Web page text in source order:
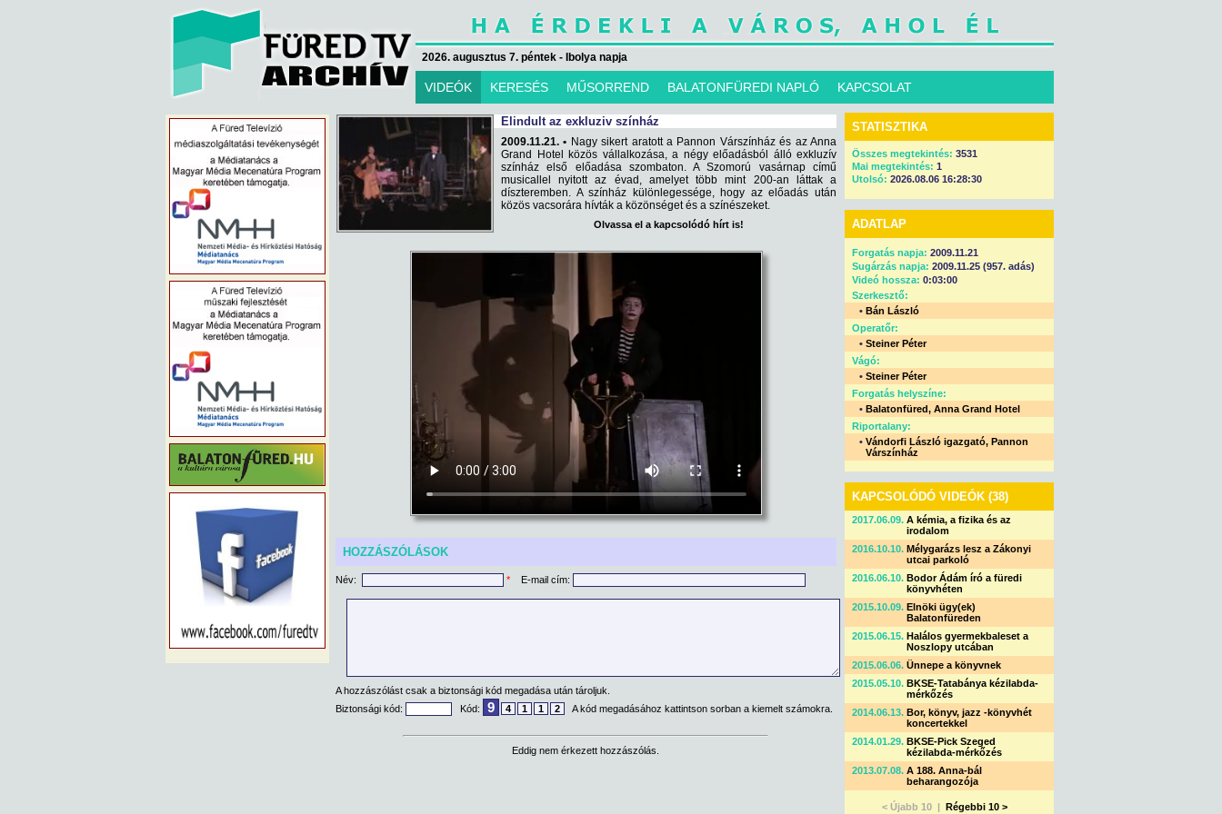
2026. augusztus 7. péntek - Ibolya napja
VIDEÓK KERESÉS MŰSORREND BALATONFÜREDI NAPLÓ KAPCSOLAT
Elindult az exkluziv színház
2009.11.21. • Nagy sikert aratott a Pannon Várszínház és az Anna
Grand Hotel közös vállalkozása, a négy előadásból álló exkluzív
színház első előadása szombaton. A Szomorú vasárnap című
musicallel nyitott az évad, amelyet több mint 200-an láttak a
díszteremben. A színház különlegessége, hogy az előadás után
közös vacsorára hívták a közönséget és a színészeket.
Olvassa el a kapcsolódó hírt is!
HOZZÁSZÓLÁSOK
Név: * E-mail cím:
A hozzászólást csak a biztonsági kód megadása után tároljuk.
Biztonsági kód:
Kód: 9 4 1 1 2 A kód megadásához kattintson sorban a kiemelt számokra.
Eddig nem érkezett hozzászólás.
STATISZTIKA
Összes megtekintés: 3531
Mai megtekintés: 1
Utolsó: 2026.08.06 16:28:30
ADATLAP
Forgatás napja: 2009.11.21
Sugárzás napja: 2009.11.25 (957. adás)
Videó hossza: 0:03:00
Szerkesztő:
• Bán László
Operatőr:
• Steiner Péter
Vágó:
• Steiner Péter
Forgatás helyszíne:
• Balatonfüred, Anna Grand Hotel
Riportalany:
• Vándorfi László igazgató, Pannon
Várszínház
KAPCSOLÓDÓ VIDEÓK (38)
2017.06.09. A kémia, a fizika és az
irodalom
2016.10.10. Mélygarázs lesz a Zákonyi
utcai parkoló
2016.06.10. Bodor Ádám író a füredi
könyvhéten
2015.10.09. Elnöki ügy(ek)
Balatonfüreden
2015.06.15. Halálos gyermekbaleset a
Noszlopy utcában
2015.06.06. Ünnepe a könyvnek
2015.05.10. BKSE-Tatabánya kézilabda-
mérkőzés
2014.06.13. Bor, könyv, jazz -könyvhét
koncertekkel
2014.01.29. BKSE-Pick Szeged
kézilabda-mérkőzés
2013.07.08. A 188. Anna-bál
beharangozója
< Újabb 10 | Régebbi 10 >